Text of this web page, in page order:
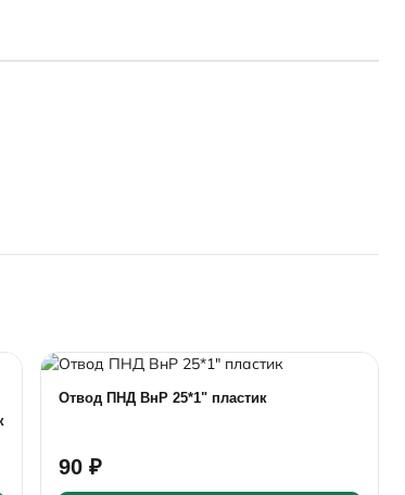
Отвод ПНД ВнР 25*1" пластик
90 ₽